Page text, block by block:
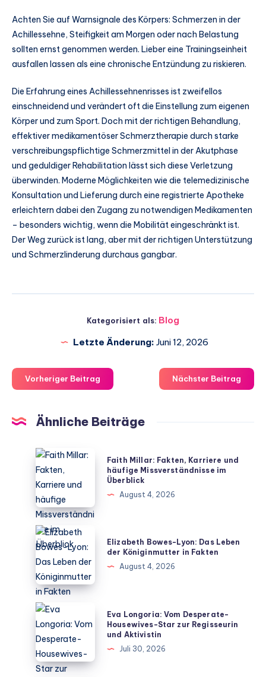
Achten Sie auf Warnsignale des Körpers: Schmerzen in der
Achillessehne, Steifigkeit am Morgen oder nach Belastung
sollten ernst genommen werden. Lieber eine Trainingseinheit
ausfallen lassen als eine chronische Entzündung zu riskieren.
Die Erfahrung eines Achillessehnenrisses ist zweifellos
einschneidend und verändert oft die Einstellung zum eigenen
Körper und zum Sport. Doch mit der richtigen Behandlung,
effektiver medikamentöser Schmerztherapie durch starke
verschreibungspflichtige Schmerzmittel in der Akutphase
und geduldiger Rehabilitation lässt sich diese Verletzung
überwinden. Moderne Möglichkeiten wie die telemedizinische
Konsultation und Lieferung durch eine registrierte Apotheke
erleichtern dabei den Zugang zu notwendigen Medikamenten
– besonders wichtig, wenn die Mobilität eingeschränkt ist.
Der Weg zurück ist lang, aber mit der richtigen Unterstützung
und Schmerzlinderung durchaus gangbar.
Kategorisiert als: Blog
Letzte Änderung: Juni 12, 2026
Vorheriger Beitrag Nächster Beitrag
Ähnliche Beiträge
Faith
Millar:
Fakten,
Karriere
und
häufige
Missverständnisse
im
Überblick
Faith Millar: Fakten, Karriere und
häufige Missverständnisse im
Überblick
August 4, 2026
Elizabeth
Bowes-
Lyon:
Das
Leben
der
Königinmutter
in
Fakten
Elizabeth Bowes-Lyon: Das Leben
der Königinmutter in Fakten
August 4, 2026
Eva
Longoria:
Vom
Desperate-
Housewives-
Eva Longoria: Vom Desperate-
Housewives-Star zur Regisseurin
und Aktivistin
Juli 30, 2026